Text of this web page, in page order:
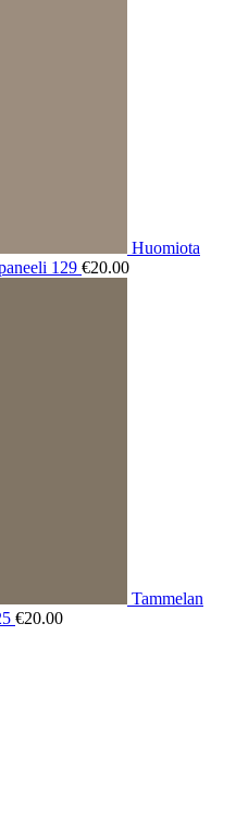
Huomiota
129 €20.00
Tammelan
€20.00